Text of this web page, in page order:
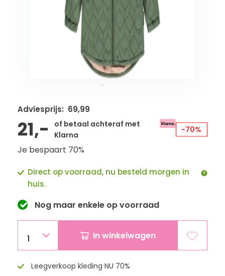
Schommelstoelen en wipstoeltjes
Adviesprijs: 69,99
21,-
of betaal achteraf met
Klarna
-70%
Je bespaart 70%
Direct op voorraad, nu besteld morgen in
huis.
Nog maar enkele op voorraad
1 In winkelwagen
Leegverkoop kleding NU 70%